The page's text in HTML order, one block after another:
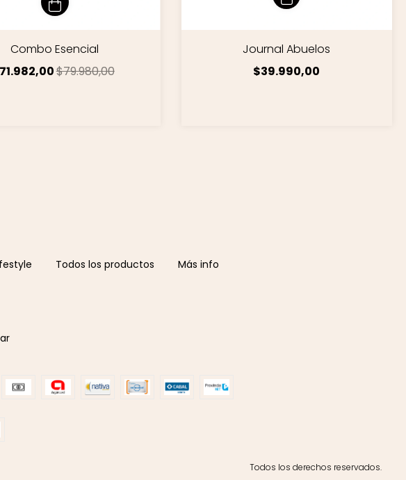
Combo Esencial
$79.980,00
Journal Abuelos
$39.990,00
Todos los productos Más info
Todos los derechos reservados.